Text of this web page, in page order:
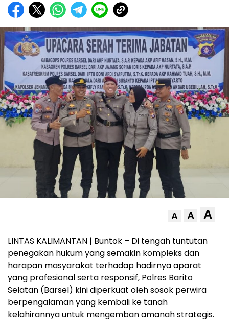
A A A
LINTAS KALIMANTAN | Buntok – Di tengah tuntutan
penegakan hukum yang semakin kompleks dan
harapan masyarakat terhadap hadirnya aparat
yang profesional serta responsif, Polres Barito
Selatan (Barsel) kini diperkuat oleh sosok perwira
berpengalaman yang kembali ke tanah
kelahirannya untuk mengemban amanah strategis.